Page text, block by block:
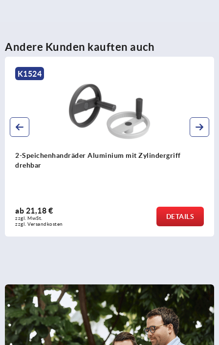
Andere Kunden kauften auch
K0162
2-Speichenhandräder aus Aluminium, pulverbeschichtet
ab9,79 €
zzgl. MwSt.
zzgl. Versandkosten
DETAILS